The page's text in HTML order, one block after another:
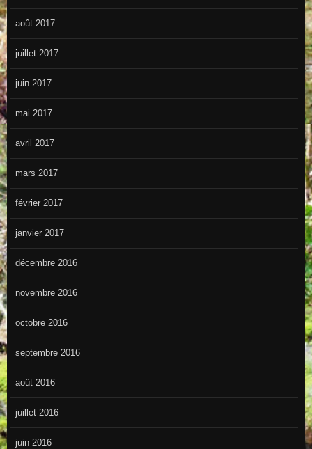
août 2017
juillet 2017
juin 2017
mai 2017
avril 2017
mars 2017
février 2017
janvier 2017
décembre 2016
novembre 2016
octobre 2016
septembre 2016
août 2016
juillet 2016
juin 2016